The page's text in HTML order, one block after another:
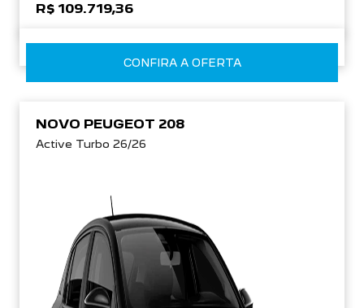
R$ 109.719,36
CONFIRA A OFERTA
NOVO PEUGEOT 208
Active Turbo 26/26